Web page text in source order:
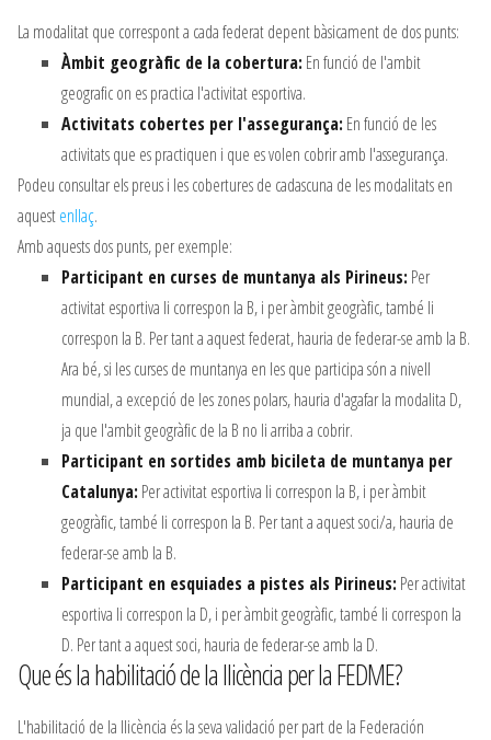
La modalitat que correspont a cada federat depent bàsicament de dos punts:
Àmbit geogràfic de la cobertura: En funció de l'ambit
geografic on es practica l'activitat esportiva.
Activitats cobertes per l'assegurança: En funció de les
activitats que es practiquen i que es volen cobrir amb l'assegurança.
Podeu consultar els preus i les cobertures de cadascuna de les modalitats en
aquestenllaç.
Amb aquests dos punts, per exemple:
Participant en curses de muntanya als Pirineus: Per
activitat esportiva li correspon la B, i per àmbit geogràfic, també li
correspon la B. Per tant a aquest federat, hauria de federar-se amb la B.
Ara bé, si les curses de muntanya en les que participa són a nivell
mundial, a excepció de les zones polars, hauria d'agafar la modalita D,
ja que l'ambit geogràfic de la B no li arriba a cobrir.
Participant en sortides amb bicileta de muntanya per
Catalunya: Per activitat esportiva li correspon la B, i per àmbit
geogràfic, també li correspon la B. Per tant a aquest soci/a, hauria de
federar-se amb la B.
Participant en esquiades a pistes als Pirineus: Per activitat
esportiva li correspon la D, i per àmbit geogràfic, també li correspon la
D. Per tant a aquest soci, hauria de federar-se amb la D.
Que és la habilitació de la llicència per la FEDME?
L'habilitació de la llicència és la seva validació per part de la Federación